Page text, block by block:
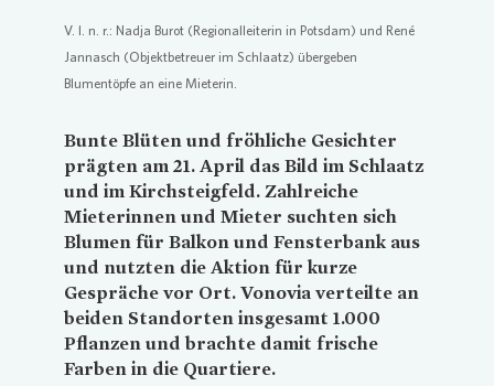
V. l. n. r.: Nadja Burot (Regionalleiterin in Potsdam) und René
Jannasch (Objektbetreuer im Schlaatz) übergeben
Blumentöpfe an eine Mieterin.
Bunte Blüten und fröhliche Gesichter
prägten am 21. April das Bild im Schlaatz
und im Kirchsteigfeld. Zahlreiche
Mieterinnen und Mieter suchten sich
Blumen für Balkon und Fensterbank aus
und nutzten die Aktion für kurze
Gespräche vor Ort. Vonovia verteilte an
beiden Standorten insgesamt 1.000
Pflanzen und brachte damit frische
Farben in die Quartiere.